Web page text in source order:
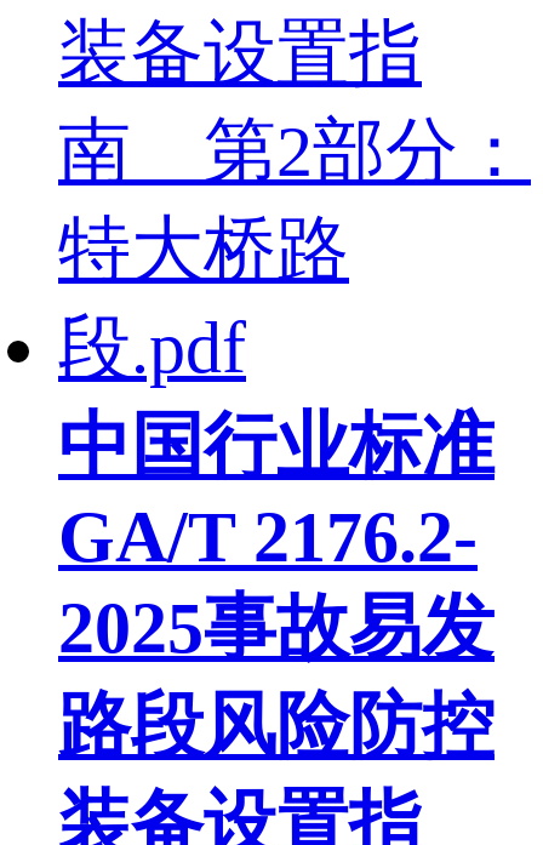
中国行业标准
GA/T 2176.2-
2025事故易发
路段风险防控
装备设置指